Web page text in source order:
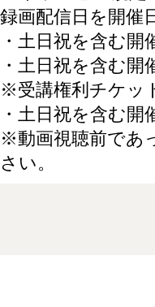
録画配信日を開催
・土日祝を含む
・土日祝を含む
※受講権利チケッ
・土日祝を含む
※動画視聴前であ
さい。